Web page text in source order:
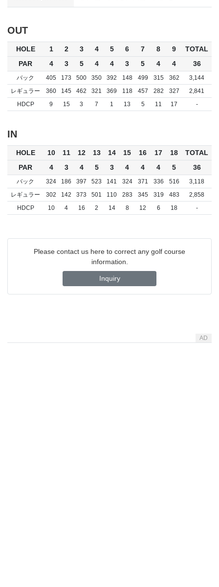
OUT
HOLE 1 2 3 4 5 6 7 8 9
TOTAL
PAR
4 3 5 4 4 3 5 4 4 36
バック 405 173 500 350 392 148 499 315 362
3,144
レギュラー
360 145 462 321 369 118 457 282 327
2,841
HDCP
9 15 3 7 1 13 5 11 17 -
IN
HOLE 10 11 12 13 14 15 16 17 18
TOTAL
PAR
4 3 4 5 3 4 4 4 5 36
バック 324 186 397 523 141 324 371 336 516
3,118
レギュラー
302 142 373 501 110 283 345 319 483
2,858
HDCP
10 4 16 2 14 8 12 6 18 -
Please contact us here to correct any golf course
information.
Inquiry
AD